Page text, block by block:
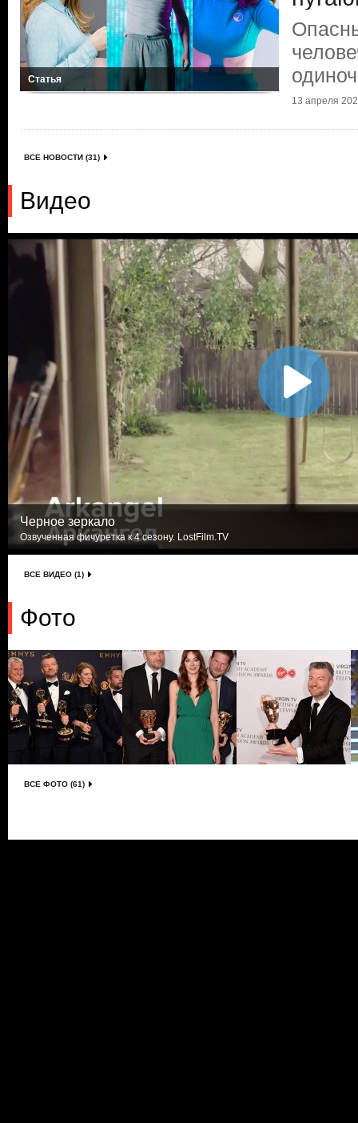
Статья
13 апреля
ВСЕ НОВОСТИ (31)
Видео
Черное зеркало
Озвученная фичуретка к 4 сезону. LostFilm.TV
ВСЕ ВИДЕО (1)
Фото
ВСЕ ФОТО (61)